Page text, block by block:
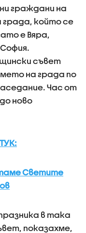
граждани на
града, който се
е Вяра,
съвет
на града по
Час от
ново
Светите
в така
показахме,